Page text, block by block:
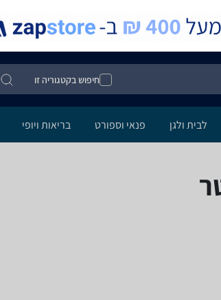
חיפוש בקטגוריה זו
לבית ולגן פנאי וספורט בריאות ויופי